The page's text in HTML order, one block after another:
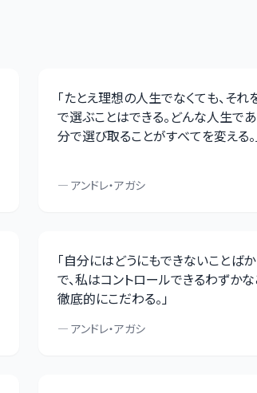
「たとえ理想の人生でなくても、それ
で選ぶことはできる。どんな人生であ
分で選び取ることがすべてを変える。
—アンドレ・アガシ
「自分にはどうにもできないことば
で、私はコントロールできるわずか
徹底的にこだわる。」
—アンドレ・アガシ